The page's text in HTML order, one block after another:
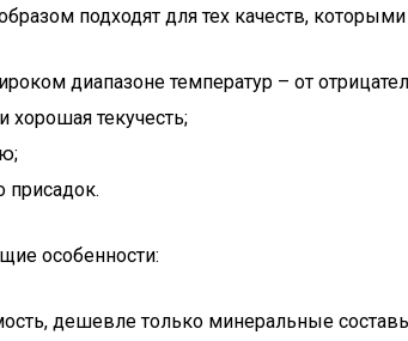
подходят для тех качеств,
диапазоне температур – от
хорошая текучесть;
присадок.
особенности:
дешевле только минеральные